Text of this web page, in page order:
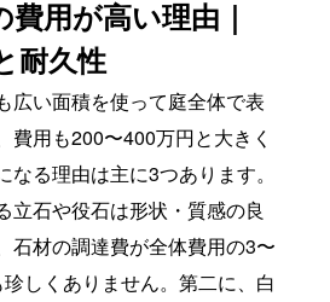
用が高い理由｜
耐久性
広い面積を使って庭全体で表
費用も200〜400万円と大きく
る理由は主に3つあります。
立石や役石は形状・質感の良
石材の調達費が全体費用の3〜
しくありません。第二に、白